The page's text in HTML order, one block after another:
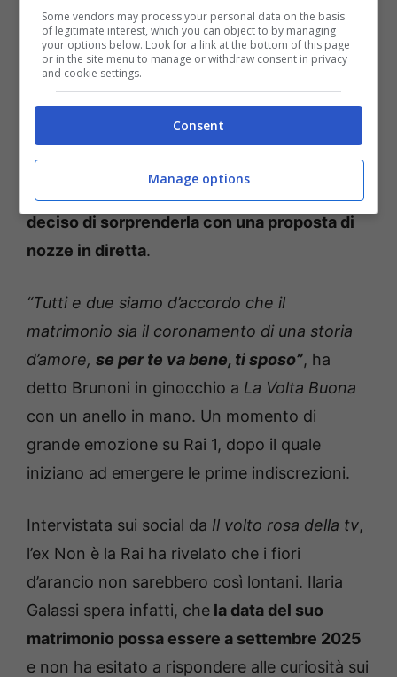
Nozze in arrivo per Ilaria Galassi: prime indiscrezioni e nomi
Vip (Foto: Raiplay) – museosannasassari.it
La scintilla scoccò immediatamente e decise
una piega. Nacque così una love story che ad
oggi procede a gonfie vele, tanto che
deciso di sorprenderla con una proposta di
nozze in diretta.
“Tutti e due siamo d’accordo che il
matrimonio sia il coronamento di una storia
d’amore, se per te va bene, ti sposo”, ha
detto Brunoni in ginocchio a La Volta Buona
con un anello in mano. Un momento di
grande emozione su Rai 1, dopo il quale
iniziano ad emergere le prime indiscrezioni.
Intervistata sui social da Il volto rosa della tv,
l’ex Non è la Rai ha rivelato che i fiori
d’arancio non sarebbero così lontani. Ilaria
Galassi spera infatti, che la data del suo
matrimonio possa essere a settembre 2025
e non ha esitato a rispondere alle curiosità sui
Some vendors may process your personal data on the basis
of legitimate interest, which you can object to by managing
your options below. Look for a link at the bottom of this page
or in the site menu to manage or withdraw consent in privacy
and cookie settings.
Consent
Manage options